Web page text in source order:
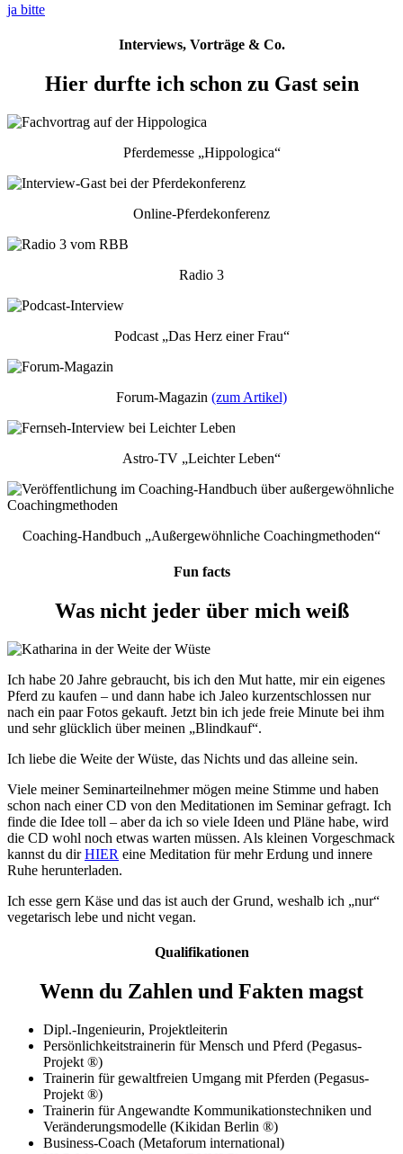
ja bitte
Interviews, Vorträge & Co.
Hier durfte ich schon zu Gast sein
Pferdemesse „Hippologica“
Online-Pferdekonferenz
Radio 3
Podcast „Das Herz einer Frau“
Forum-Magazin (zum Artikel)
Astro-TV „Leichter Leben“
Coaching-Handbuch „Außergewöhnliche Coachingmethoden“
Fun facts
Was nicht jeder über mich weiß
Ich habe 20 Jahre gebraucht, bis ich den Mut hatte, mir ein eigenes
Pferd zu kaufen – und dann habe ich Jaleo kurzentschlossen nur
nach ein paar Fotos gekauft. Jetzt bin ich jede freie Minute bei ihm
und sehr glücklich über meinen „Blindkauf“.
Ich liebe die Weite der Wüste, das Nichts und das alleine sein.
Viele meiner Seminarteilnehmer mögen meine Stimme und haben
schon nach einer CD von den Meditationen im Seminar gefragt. Ich
finde die Idee toll – aber da ich so viele Ideen und Pläne habe, wird
die CD wohl noch etwas warten müssen. Als kleinen Vorgeschmack
kannst du dirHIER eine Meditation für mehr Erdung und innere
Ruhe herunterladen.
Ich esse gern Käse und das ist auch der Grund, weshalb ich „nur“
vegetarisch lebe und nicht vegan.
Qualifikationen
Wenn du Zahlen und Fakten magst
Dipl.-Ingenieurin, Projektleiterin
Persönlichkeitstrainerin für Mensch und Pferd (Pegasus-
Projekt ®)
Trainerin für gewaltfreien Umgang mit Pferden (Pegasus-
Projekt ®)
Trainerin für Angewandte Kommunikationstechniken und
Veränderungsmodelle (Kikidan Berlin ®)
Business-Coach (Metaforum international)